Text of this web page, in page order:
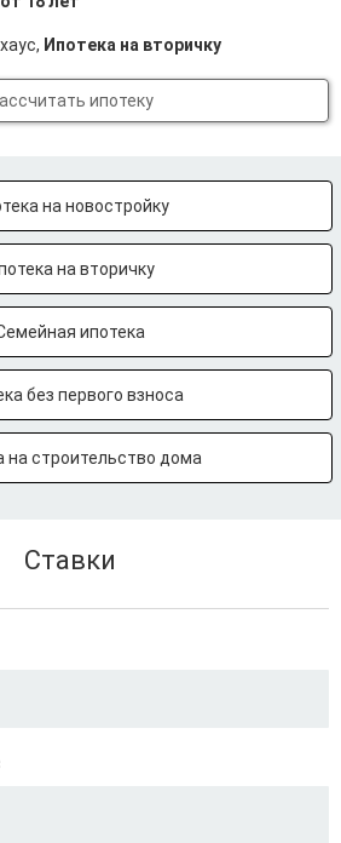
Ипотека на вторичку
ипотеку
на новостройку
на вторичку
ипотека
без первого взноса
на строительство дома
Ставки